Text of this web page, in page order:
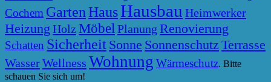
Cochem GartenHausHausbau Heimwerker
Heizung HolzMöbel Planung Renovierung
Schatten Sicherheit Sonne Sonnenschutz Terrasse
WasserWellness Wohnung Wärmeschutz. Bitte
schauen Sie sich um!